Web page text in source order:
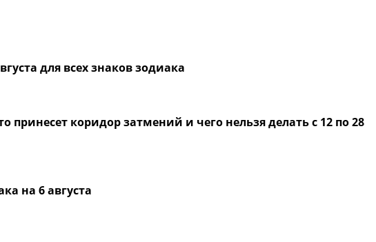
для всех знаков зодиака
принесет коридор затмений и чего нельзя делать с 12 по 28
на 6 августа